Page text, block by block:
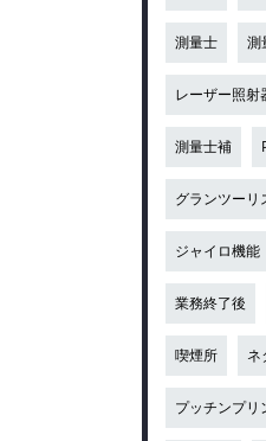
測量士 測
レーザー照射
測量士補
グランツーリ
ジャイロ機能
業務終了後
喫煙所 ネ
プッチンプリ